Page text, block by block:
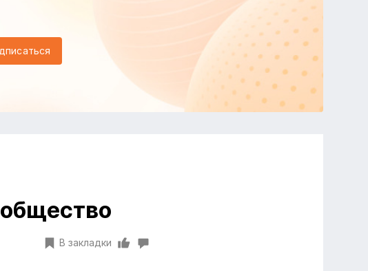
В закладки